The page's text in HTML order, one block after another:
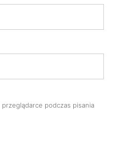
podczas pisania